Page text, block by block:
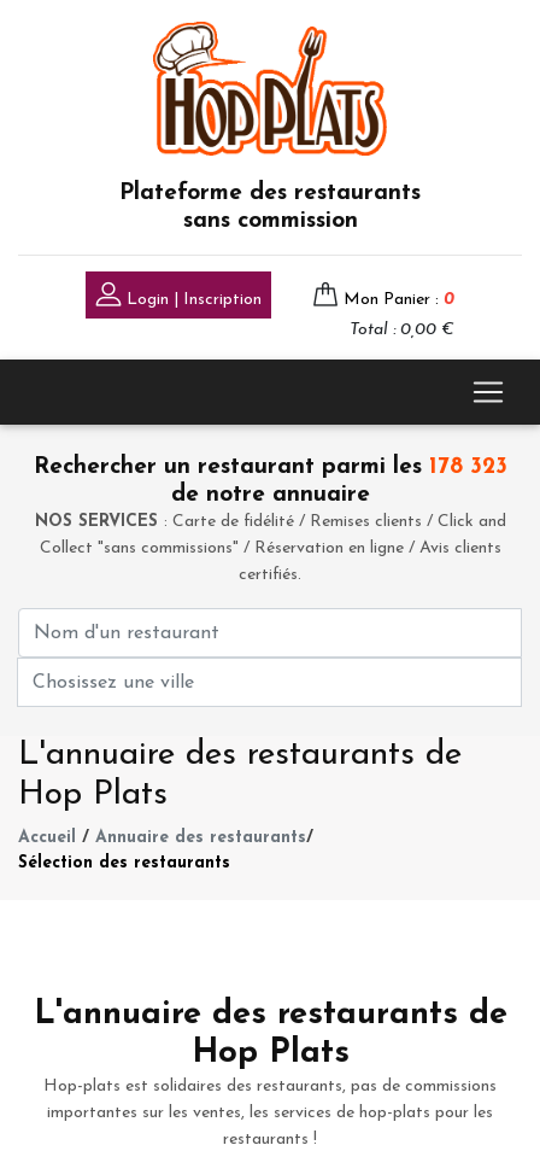
Plateforme des restaurants
sans commission
Login | Inscription Mon Panier : 0
Total : 0,00 €
Rechercher un restaurant parmi les 178 323
de notre annuaire
NOS SERVICES : Carte de fidélité / Remises clients / Click and
Collect "sans commissions" / Réservation en ligne / Avis clients
certifiés.
L'annuaire des restaurants de
Hop Plats
Accueil / Annuaire des restaurants/
Sélection des restaurants
L'annuaire des restaurants de
Hop Plats
Hop-plats est solidaires des restaurants, pas de commissions
importantes sur les ventes, les services de hop-plats pour les
restaurants !